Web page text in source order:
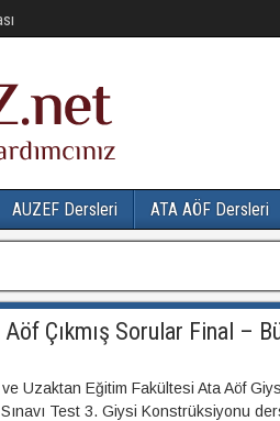
AUZEF Dersleri ATA AÖF Dersleri
Çıkmış Sorular Final –
Uzaktan Eğitim Fakültesi Ata Aöf
Test 3. Giysi Konstrüksiyonu